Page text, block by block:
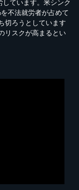
ています。米シンク
不法就労者が占めて
切ろうとしています
リスクが高まるとい